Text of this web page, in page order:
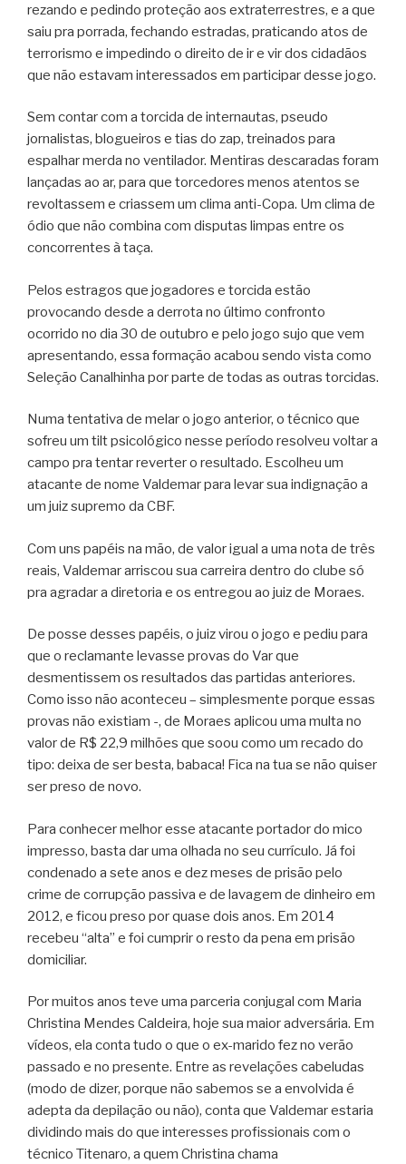
rezando e pedindo proteção aos extraterrestres, e a que
saiu pra porrada, fechando estradas, praticando atos de
terrorismo e impedindo o direito de ir e vir dos cidadãos
que não estavam interessados em participar desse jogo.
Sem contar com a torcida de internautas, pseudo
jornalistas, blogueiros e tias do zap, treinados para
espalhar merda no ventilador. Mentiras descaradas foram
lançadas ao ar, para que torcedores menos atentos se
revoltassem e criassem um clima anti-Copa. Um clima de
ódio que não combina com disputas limpas entre os
concorrentes à taça.
Pelos estragos que jogadores e torcida estão
provocando desde a derrota no último confronto
ocorrido no dia 30 de outubro e pelo jogo sujo que vem
apresentando, essa formação acabou sendo vista como
Seleção Canalhinha por parte de todas as outras torcidas.
Numa tentativa de melar o jogo anterior, o técnico que
sofreu um tilt psicológico nesse período resolveu voltar a
campo pra tentar reverter o resultado. Escolheu um
atacante de nome Valdemar para levar sua indignação a
um juiz supremo da CBF.
Com uns papéis na mão, de valor igual a uma nota de três
reais, Valdemar arriscou sua carreira dentro do clube só
pra agradar a diretoria e os entregou ao juiz de Moraes.
De posse desses papéis, o juiz virou o jogo e pediu para
que o reclamante levasse provas do Var que
desmentissem os resultados das partidas anteriores.
Como isso não aconteceu – simplesmente porque essas
provas não existiam -, de Moraes aplicou uma multa no
valor de R$ 22,9 milhões que soou como um recado do
tipo: deixa de ser besta, babaca! Fica na tua se não quiser
ser preso de novo.
Para conhecer melhor esse atacante portador do mico
impresso, basta dar uma olhada no seu currículo. Já foi
condenado a sete anos e dez meses de prisão pelo
crime de corrupção passiva e de lavagem de dinheiro em
2012, e ficou preso por quase dois anos. Em 2014
recebeu “alta” e foi cumprir o resto da pena em prisão
domiciliar.
Por muitos anos teve uma parceria conjugal com Maria
Christina Mendes Caldeira, hoje sua maior adversária. Em
vídeos, ela conta tudo o que o ex-marido fez no verão
passado e no presente. Entre as revelações cabeludas
(modo de dizer, porque não sabemos se a envolvida é
adepta da depilação ou não), conta que Valdemar estaria
dividindo mais do que interesses profissionais com o
técnico Titenaro, a quem Christina chama